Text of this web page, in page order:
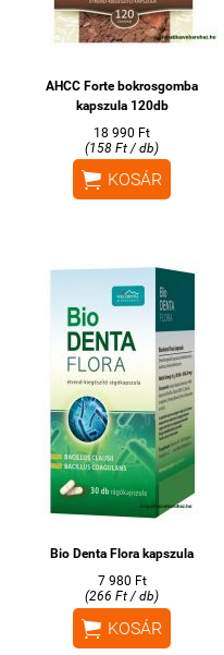
AHCC Forte bokrosgomba
kapszula 120db
18 990 Ft
(158 Ft / db)
 KOSÁR
Bio Denta Flora kapszula
7 980 Ft
(266 Ft / db)
 KOSÁR